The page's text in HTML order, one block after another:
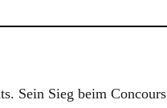
Sein Sieg beim Concours